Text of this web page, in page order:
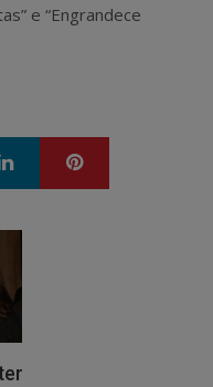
e “Engrandece
LinkedIn